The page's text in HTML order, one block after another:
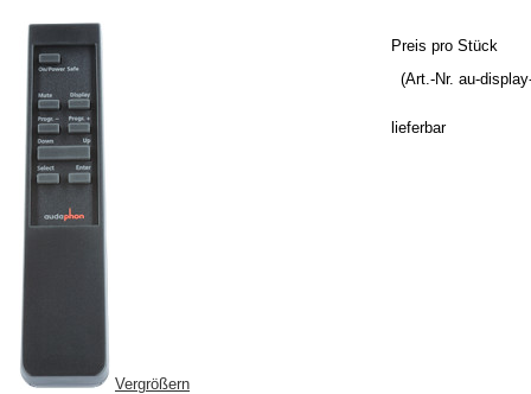
Vergrößern
Preis pro Stück
(Art.-Nr. au-
lieferbar